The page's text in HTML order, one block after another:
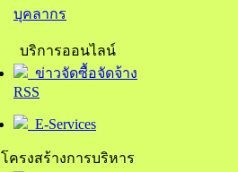
บุคลากร
บริการออนไลน์
ข่าวจัดซื้อจัดจ้าง
RSS
E-Services
โครงสร้างการบริหาร